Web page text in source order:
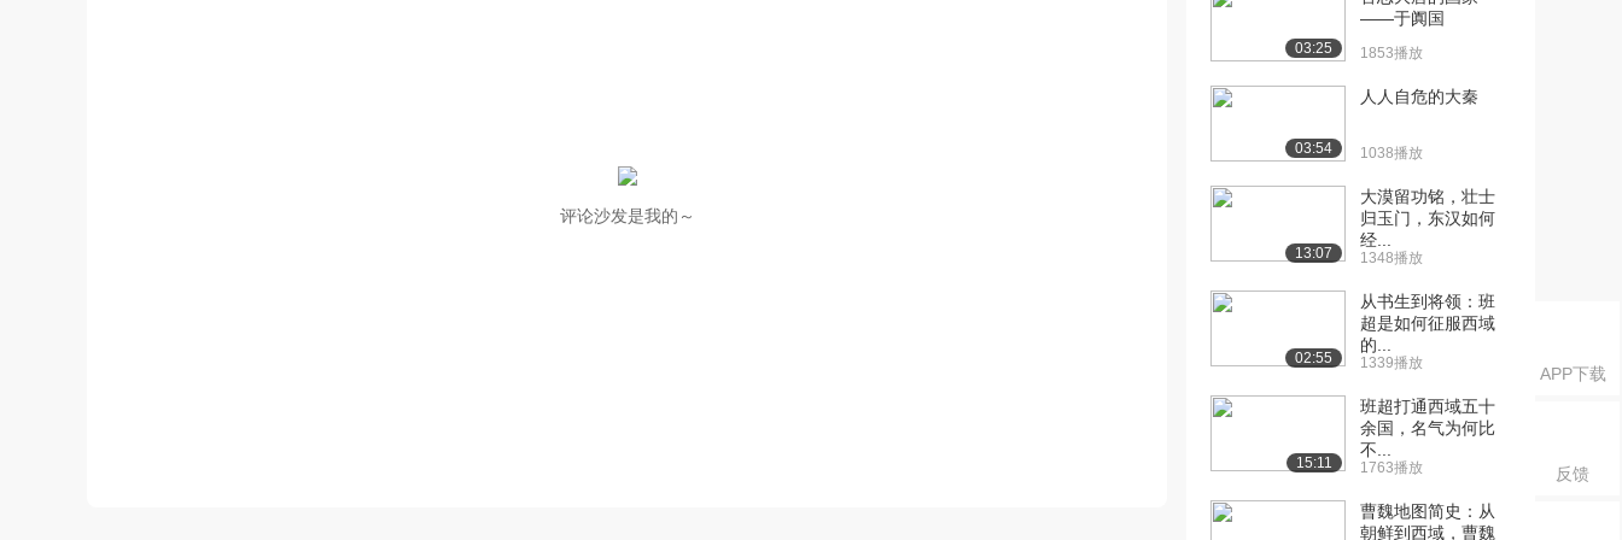
APP下载
反馈
评论沙发是我的～
03:25
——于阗国
1853播放
03:54
人人自危的大秦
1038播放
13:07
大漠留功铭，壮士
归玉门，东汉如何
经...
1348播放
02:55
从书生到将领：班
超是如何征服西域
的...
1339播放
15:11
班超打通西域五十
余国，名气为何比
不...
1763播放
曹魏地图简史：从
朝鲜到西域，曹魏